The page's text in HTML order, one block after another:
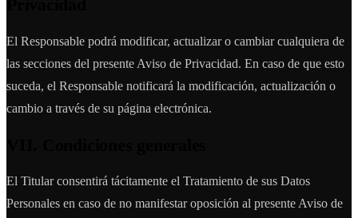
El Responsable podrá modificar, actualizar o cambiar cualquiera de
las secciones del presente Aviso de Privacidad. En caso de que esto
suceda, el Responsable notificará la modificación, actualización o
cambio a través de su página electrónica.
El Titular consentirá tácitamente el Tratamiento de sus Datos
Personales en caso de no manifestar oposición al presente Aviso de